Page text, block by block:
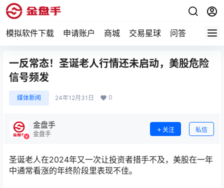
模拟软件下载 申请账户 商城 交易星球 问答 专题
一反常态！圣诞老人行情还未启动，美股危险
信号频发
媒体新闻 24年12月31日 0
金盘手
金盘手
关注 私信
圣诞老人在2024年又一次让投资者措手不及，美股在一年
中通常看涨的年终阶段里表现不佳。